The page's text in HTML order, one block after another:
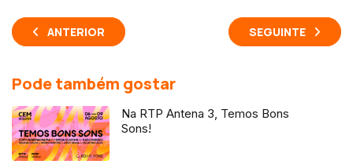
ANTERIOR SEGUINTE
Pode também gostar
Na RTP Antena 3, Temos Bons
Sons!